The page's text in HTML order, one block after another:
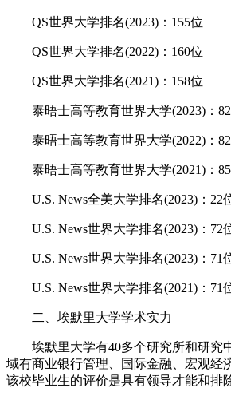
QS世界大学排名(2023)：155位
QS世界大学排名(2022)：160位
QS世界大学排名(2021)：158位
泰晤士高等教育世界大学(2023)：
泰晤士高等教育世界大学(2022)：
泰晤士高等教育世界大学(2021)：
U.S. News全美大学排名(2023)：22
U.S. News世界大学排名(2023)：72
U.S. News世界大学排名(2023)：71
U.S. News世界大学排名(2021)：71
二、埃默里大学学术实力
埃默里大学有40多个研究所和研究
域有商业银行管理、国际金融、宏观经
该校毕业生的评价是具有领导才能和排